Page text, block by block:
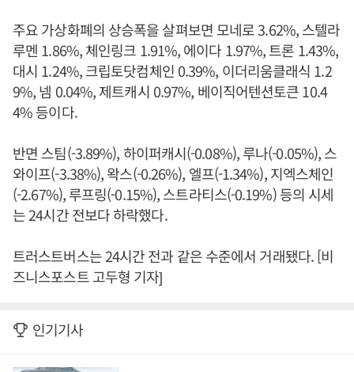
주요 가상화폐의 상승폭을 살펴보면 모네로 3.62%, 스텔라
루멘 1.86%, 체인링크 1.91%, 에이다 1.97%, 트론 1.43%,
대시 1.24%, 크립토닷컴체인 0.39%, 이더리움클래식 1.2
9%, 넴 0.04%, 제트캐시 0.97%, 베이직어텐션토큰 10.4
4% 등이다.
반면 스팀(-3.89%), 하이퍼캐시(-0.08%), 루나(-0.05%), 스
와이프(-3.38%), 왁스(-0.26%), 엘프(-1.34%), 지엑스체인
(-2.67%), 루프링(-0.15%), 스트라티스(-0.19%) 등의 시세
는 24시간 전보다 하락했다.
트러스트버스는 24시간 전과 같은 수준에서 거래됐다. [비
즈니스포스트 고두형 기자]
인기기사